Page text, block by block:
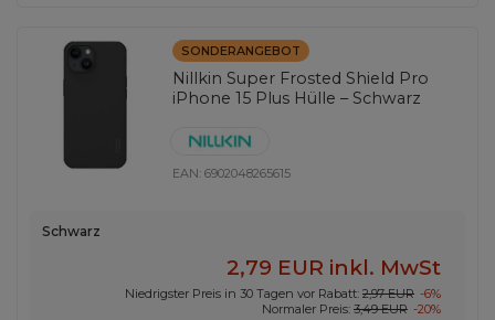
SONDERANGEBOT
Nillkin Super Frosted Shield Pro
iPhone 15 Plus Hülle – Schwarz
EAN:6902048265615
Schwarz
2,79 EUR inkl. MwSt
Niedrigster Preis in 30 Tagen vor Rabatt: 2,97 EUR -6%
Normaler Preis: 3,49 EUR -20%